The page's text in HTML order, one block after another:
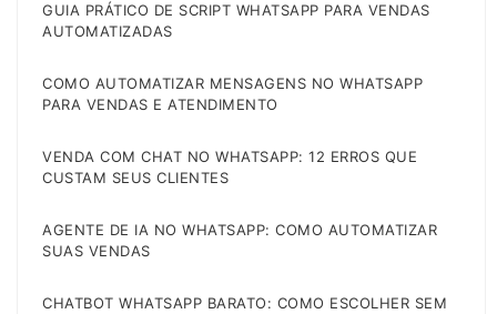
GUIA PRÁTICO DE SCRIPT WHATSAPP PARA VENDAS
AUTOMATIZADAS
COMO AUTOMATIZAR MENSAGENS NO WHATSAPP
PARA VENDAS E ATENDIMENTO
VENDA COM CHAT NO WHATSAPP: 12 ERROS QUE
CUSTAM SEUS CLIENTES
AGENTE DE IA NO WHATSAPP: COMO AUTOMATIZAR
SUAS VENDAS
CHATBOT WHATSAPP BARATO: COMO ESCOLHER SEM